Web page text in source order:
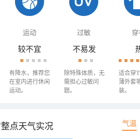
运动 过敏 穿
较不宜
有降水，推荐您
在室内进行休闲
运动。
不易发
除特殊体质，无
需担心过敏问
题。
适合穿
薄外套
装。
点天气实况 气温